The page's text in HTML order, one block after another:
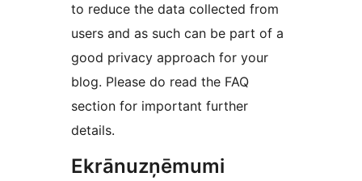
to reduce the data collected from
users and as such can be part of a
good privacy approach for your
blog. Please do read the FAQ
section for important further
details.
Ekrānuzņēmumi